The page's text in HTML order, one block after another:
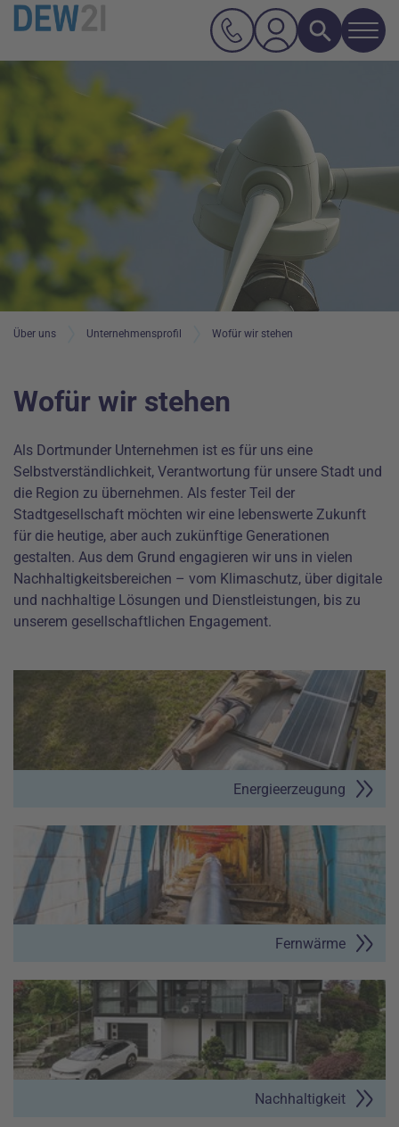
Suche
Über uns Unternehmensprofil Wofür wir stehen
Wofür wir stehen
Als Dortmunder Unternehmen ist es für uns eine
Selbstverständlichkeit, Verantwortung für unsere Stadt und
die Region zu übernehmen. Als fester Teil der
Stadtgesellschaft möchten wir eine lebenswerte Zukunft
für die heutige, aber auch zukünftige Generationen
gestalten. Aus dem Grund engagieren wir uns in vielen
Nachhaltigkeitsbereichen – vom Klimaschutz, über digitale
und nachhaltige Lösungen und Dienstleistungen, bis zu
unserem gesellschaftlichen Engagement.
Energieerzeugung
Fernwärme
Nachhaltigkeit